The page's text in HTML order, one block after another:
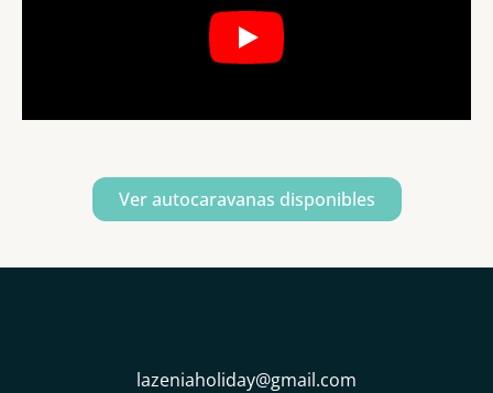
Ver autocaravanas disponibles
lazeniaholiday@gmail.com